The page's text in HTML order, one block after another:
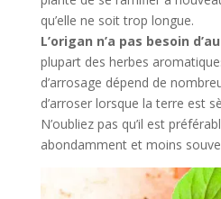
qu’elle ne soit trop longue.
L’origan n’a pas besoin
plupart des herbes
d’arrosage dépend de
d’arroser lorsque la terre est
N’oubliez pas qu’il est
abondamment et moins